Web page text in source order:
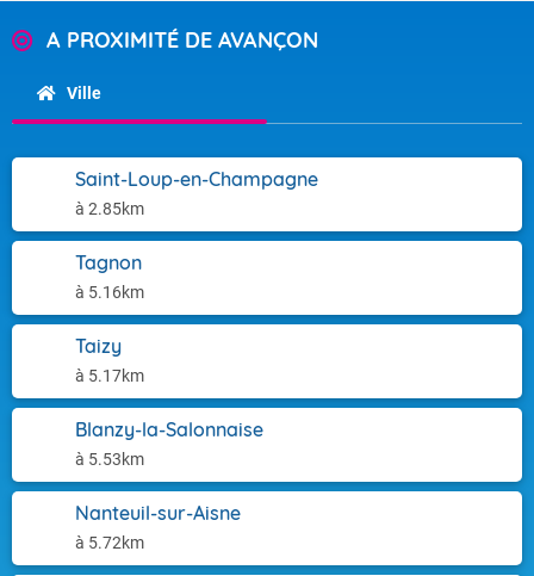
A PROXIMITÉ DE AVANÇON
Ville
Saint-Loup-en-Champagne
à 2.85km
Tagnon
à 5.16km
Taizy
à 5.17km
Blanzy-la-Salonnaise
à 5.53km
Nanteuil-sur-Aisne
à 5.72km